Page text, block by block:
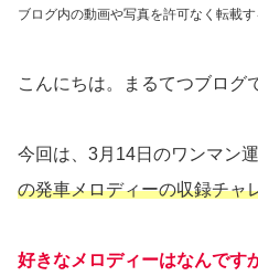
ブログ内の動画や写真を許可なく転載す
こんにちは。まるてつブログ
今回は、3月14日のワンマン
の発車メロディーの収録チャ
好きなメロディーはなんです